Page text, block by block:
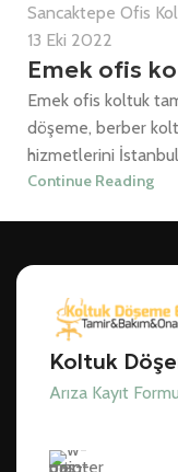
Sancaktepe Ofis
13 Eki 2022
Emek ofis
Emek ofis koltuk
döşeme, berber
hizmetlerini
Continue Reading
Koltuk
Arıza Kayıt Formu